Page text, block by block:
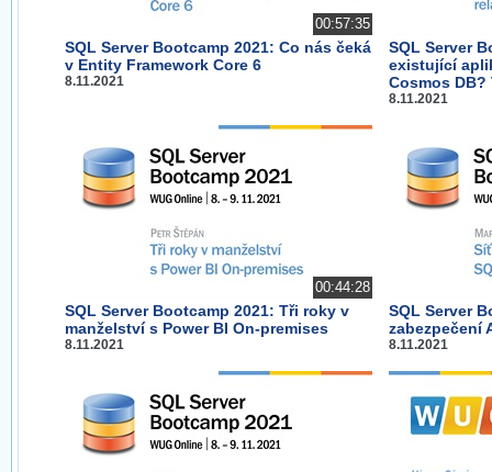
00:57:35
SQL Server Bootcamp 2021: Co nás čeká
v Entity Framework Core 6
8.11.2021
SQL Server
existující
Cosmos
8.11.2021
00:44:28
SQL Server Bootcamp 2021: Tři roky v
manželství s Power BI On-premises
8.11.2021
SQL Server
zabezpečení
8.11.2021